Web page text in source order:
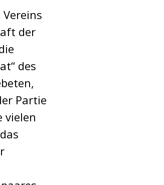
der
des
Partie
vielen